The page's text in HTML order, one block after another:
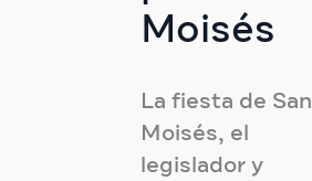
Moisés
La fiesta de San
Moisés, el
legislador y